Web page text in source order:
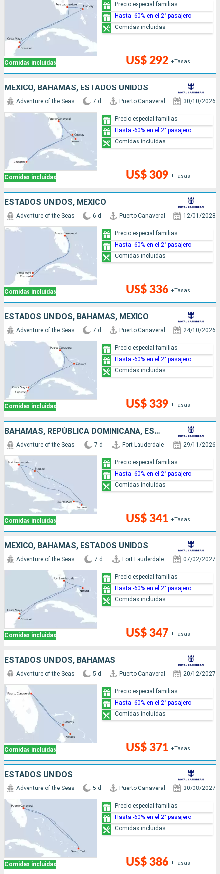
Comidas incluidas US$ 292 +Tasas
Precio especial familias
Hasta -60% en el 2° pasajero
Comidas incluidas
MÉXICO, BAHAMAS, ESTADOS UNIDOS
Comidas incluidas
Adventure of the Seas 7 d Puerto Canaveral 30/10/2026
US$ 309 +Tasas
Precio especial familias
Hasta -60% en el 2° pasajero
Comidas incluidas
ESTADOS UNIDOS, MÉXICO
Comidas incluidas
Adventure of the Seas 6 d Puerto Canaveral 12/01/2028
US$ 336 +Tasas
Precio especial familias
Hasta -60% en el 2° pasajero
Comidas incluidas
ESTADOS UNIDOS, BAHAMAS, MÉXICO
Comidas incluidas
Adventure of the Seas 7 d Puerto Canaveral 24/10/2026
US$ 339 +Tasas
Precio especial familias
Hasta -60% en el 2° pasajero
Comidas incluidas
BAHAMAS, REPÚBLICA DOMINICANA, ESTADOS UNIDOS
Comidas incluidas
Adventure of the Seas 7 d Fort Lauderdale 29/11/2026
US$ 341 +Tasas
Precio especial familias
Hasta -60% en el 2° pasajero
Comidas incluidas
MÉXICO, BAHAMAS, ESTADOS UNIDOS
Comidas incluidas
Adventure of the Seas 7 d Fort Lauderdale 07/02/2027
US$ 347 +Tasas
Precio especial familias
Hasta -60% en el 2° pasajero
Comidas incluidas
ESTADOS UNIDOS, BAHAMAS
Comidas incluidas
Adventure of the Seas 5 d Puerto Canaveral 20/12/2027
US$ 371 +Tasas
Precio especial familias
Hasta -60% en el 2° pasajero
Comidas incluidas
ESTADOS UNIDOS
Comidas incluidas
Adventure of the Seas 5 d Puerto Canaveral 30/08/2027
US$ 386 +Tasas
Precio especial familias
Hasta -60% en el 2° pasajero
Comidas incluidas